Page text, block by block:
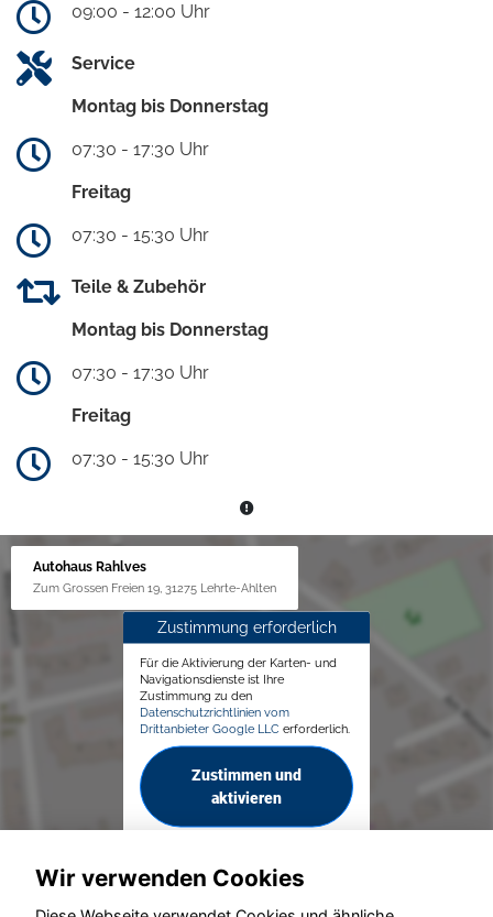
09:00 - 12:00 Uhr
Service
Montag bis Donnerstag
07:30 - 17:30 Uhr
Freitag
07:30 - 15:30 Uhr
Teile & Zubehör
Montag bis Donnerstag
07:30 - 17:30 Uhr
Freitag
07:30 - 15:30 Uhr
Autohaus Rahlves
Zum Grossen Freien 19, 31275 Lehrte-Ahlten
Zustimmung erforderlich
Für die Aktivierung der Karten- und
Navigationsdienste ist Ihre
Zustimmung zu den
Datenschutzrichtlinien vom
Drittanbieter Google LLC erforderlich.
Zustimmen und
aktivieren
Wir verwenden Cookies